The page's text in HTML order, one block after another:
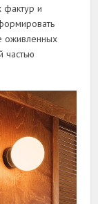
фактур и
оживленных
частью